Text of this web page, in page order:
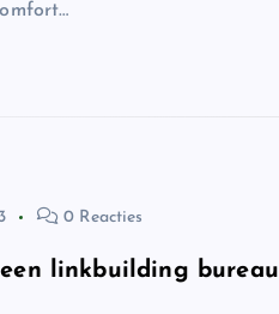
0 Reacties
linkbuilding bureau